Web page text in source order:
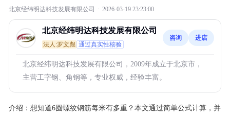
北京经纬明达科技发展有限公司 · 2026-03-19 23:23:00
北京经纬明达科技发展有限公司
法人:罗文彪 通过真实性核验
咨询 进店
北京经纬明达科技发展有限公司，2009年成立于北京市，
主营工字钢、角钢等，专业权威，经验丰富。
介绍： 想知道6圆螺纹钢筋每米有多重？本文通过简单公式计算，并